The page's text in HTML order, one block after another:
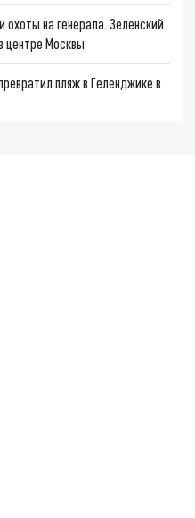
на генерала. Зеленский
центре Москвы
пляж в Геленджике в